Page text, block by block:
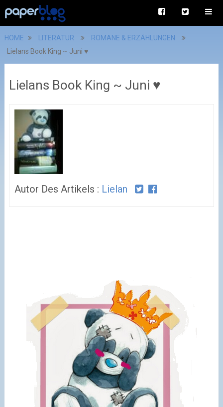
HOME LITERATUR
ROMANE & ERZÄHLUNGEN
Lielans Book King ~ Juni ♥
Lielans Book King ~ Juni ♥
Autor Des Artikels : Lielan